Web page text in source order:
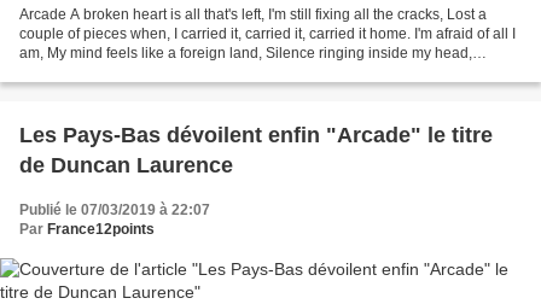
Arcade A broken heart is all that's left, I'm still fixing all the cracks, Lost a
couple of pieces when, I carried it, carried it, carried it home. I'm afraid of all I
am, My mind feels like a foreign land, Silence ringing inside my head,
Les Pays-Bas dévoilent enfin "Arcade" le titre
de Duncan Laurence
Publié le 07/03/2019 à 22:07
Par France12points